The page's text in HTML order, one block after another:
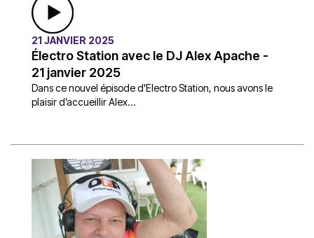
21 JANVIER 2025
Électro Station avec le DJ Alex Apache -
21 janvier 2025
Dans ce nouvel épisode d'Electro Station, nous avons le
plaisir d’accueillir Alex...